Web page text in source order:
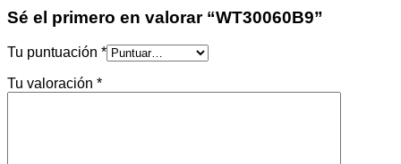
Sé el primero en valorar “WT30060B9”
Tu puntuación *
Tu valoración *